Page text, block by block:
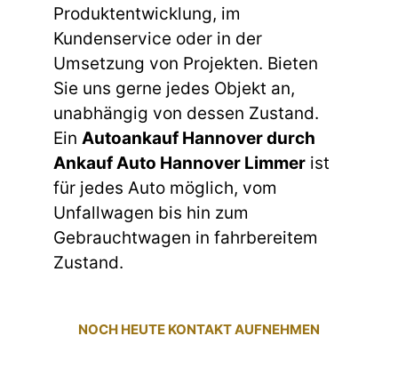
Produktentwicklung, im
Kundenservice oder in der
Umsetzung von Projekten. Bieten
Sie uns gerne jedes Objekt an,
unabhängig von dessen Zustand.
Ein Autoankauf Hannover durch
Ankauf Auto Hannover Limmer ist
für jedes Auto möglich, vom
Unfallwagen bis hin zum
Gebrauchtwagen in fahrbereitem
Zustand.
NOCH HEUTE KONTAKT AUFNEHMEN